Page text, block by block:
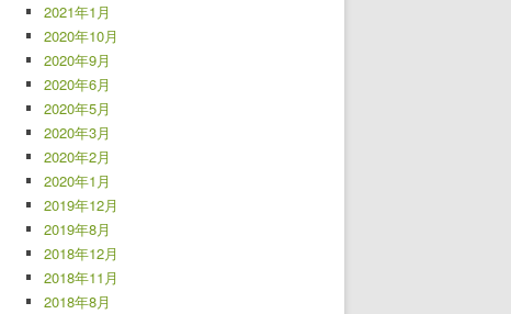
2021年1月
2020年10月
2020年9月
2020年6月
2020年5月
2020年3月
2020年2月
2020年1月
2019年12月
2019年8月
2018年12月
2018年11月
2018年8月